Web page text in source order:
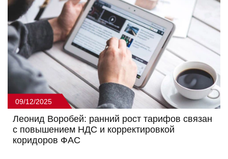
09/12/2025
Леонид Воробей: ранний рост тарифов связан
с повышением НДС и корректировкой
коридоров ФАС